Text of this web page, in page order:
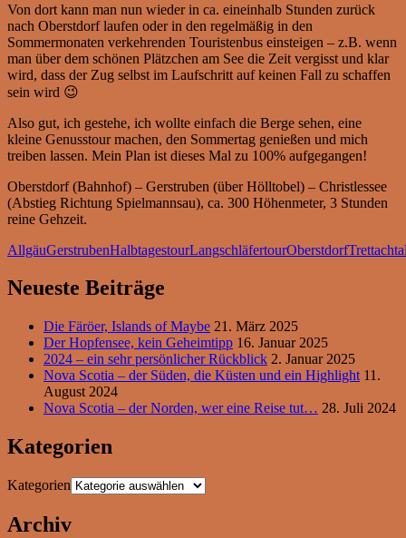
Von dort kann man nun wieder in ca. eineinhalb Stunden zurück
nach Oberstdorf laufen oder in den regelmäßig in den
Sommermonaten verkehrenden Touristenbus einsteigen – z.B. wenn
man über dem schönen Plätzchen am See die Zeit vergisst und klar
wird, dass der Zug selbst im Laufschritt auf keinen Fall zu schaffen
sein wird 😉
Also gut, ich gestehe, ich wollte einfach die Berge sehen, eine
kleine Genusstour machen, den Sommertag genießen und mich
treiben lassen. Mein Plan ist dieses Mal zu 100% aufgegangen!
Oberstdorf (Bahnhof) – Gerstruben (über Hölltobel) – Christlessee
(Abstieg Richtung Spielmannsau), ca. 300 Höhenmeter, 3 Stunden
reine Gehzeit.
AllgäuGerstrubenHalbtagestourLangschläfertourOberstdorf
Neueste Beiträge
Die Färöer, Islands of Maybe 21. März 2025
Der Hopfensee, kein Geheimtipp 16. Januar 2025
2024 – ein sehr persönlicher Rückblick 2. Januar 2025
Nova Scotia – der Süden, die Küsten und ein Highlight 11.
August 2024
Nova Scotia – der Norden, wer eine Reise tut… 28. Juli 2024
Kategorien
Kategorien
Archiv